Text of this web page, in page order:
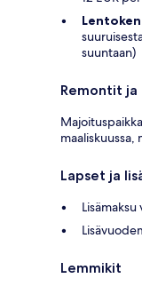
suuntaan)
Remontit
maaliskuussa,
Lapset ja
Lemmikit